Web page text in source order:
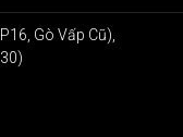
Gò Vấp Cũ),